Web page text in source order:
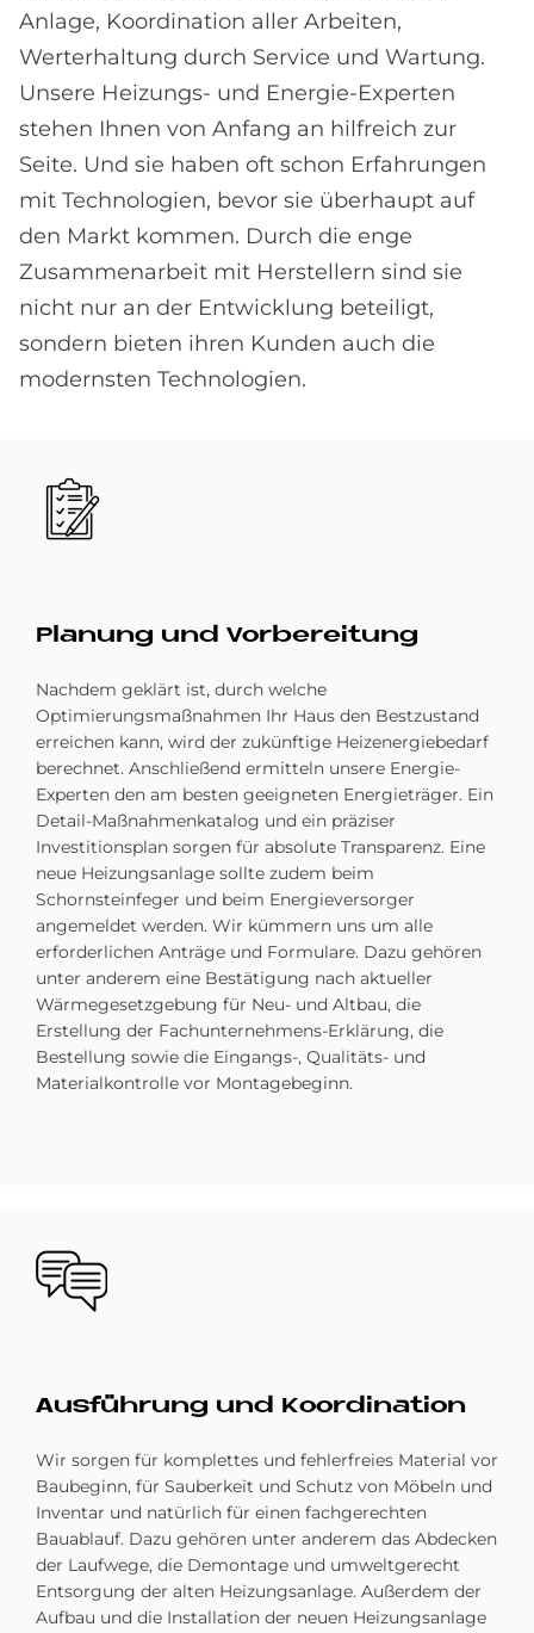
Anlage, Koordination aller Arbeiten,
Werterhaltung durch Service und Wartung.
Unsere Heizungs- und Energie-Experten
stehen Ihnen von Anfang an hilfreich zur
Seite. Und sie haben oft schon Erfahrungen
mit Technologien, bevor sie überhaupt auf
den Markt kommen. Durch die enge
Zusammenarbeit mit Herstellern sind sie
nicht nur an der Entwicklung beteiligt,
sondern bieten ihren Kunden auch die
modernsten Technologien.
Bild
Pla­nung und Vor­be­rei­tung
Nachdem geklärt ist, durch welche
Optimierungsmaßnahmen Ihr Haus den Bestzustand
erreichen kann, wird der zukünftige Heizenergiebedarf
berechnet. Anschließend ermitteln unsere Energie-
Experten den am besten geeigneten Energieträger. Ein
Detail-Maßnahmenkatalog und ein präziser
Investitionsplan sorgen für absolute Transparenz. Eine
neue Heizungsanlage sollte zudem beim
Schornsteinfeger und beim Energieversorger
angemeldet werden. Wir kümmern uns um alle
erforderlichen Anträge und Formulare. Dazu gehören
unter anderem eine Bestätigung nach aktueller
Wärmegesetzgebung für Neu- und Altbau, die
Erstellung der Fachunternehmens-Erklärung, die
Bestellung sowie die Eingangs-, Qualitäts- und
Materialkontrolle vor Montagebeginn.
Bild
Aus­füh­rung und Ko­or­di­na­ti­on
Wir sorgen für komplettes und fehlerfreies Material vor
Baubeginn, für Sauberkeit und Schutz von Möbeln und
Inventar und natürlich für einen fachgerechten
Bauablauf. Dazu gehören unter anderem das Abdecken
der Laufwege, die Demontage und umweltgerecht
Entsorgung der alten Heizungsanlage. Außerdem der
Aufbau und die Installation der neuen Heizungsanlage